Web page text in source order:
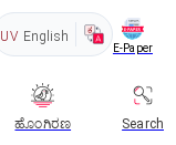
UV English
E-Paper
ಹೊಂಗಿರಣ Search